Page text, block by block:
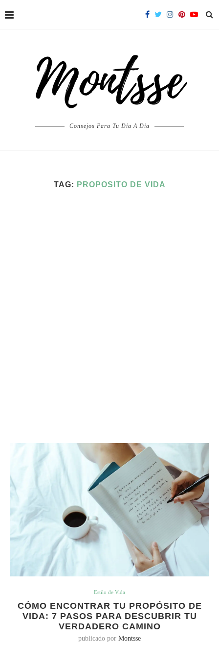
Consejos Para Tu Día A Día
TAG: PROPOSITO DE VIDA
Estilo de Vida
CÓMO ENCONTRAR TU PROPÓSITO DE
VIDA: 7 PASOS PARA DESCUBRIR TU
VERDADERO CAMINO
publicado por Montsse